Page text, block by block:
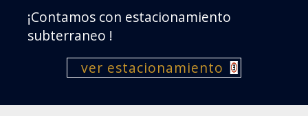
¡Contamos con estacionamiento
subterraneo !
ver estacionamiento